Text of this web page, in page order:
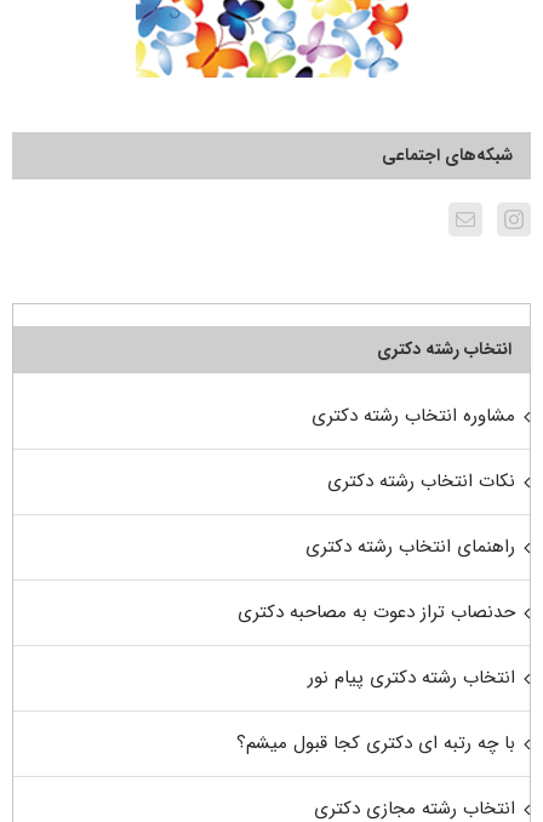
شبکه‌های اجتماعی
انتخاب رشته دکتری
مشاوره انتخاب رشته دکتری
نکات انتخاب رشته دکتری
راهنمای انتخاب رشته دکتری
حدنصاب تراز دعوت به مصاحبه دکتری
انتخاب رشته دکتری پیام نور
با چه رتبه ای دکتری کجا قبول میشم؟
انتخاب رشته مجازی دکتری